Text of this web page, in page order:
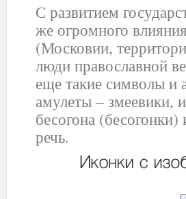
С развитием
же огромного
(Московии,
люди православной
еще такие символы и
амулеты – змеевики,
бесогона
речь.